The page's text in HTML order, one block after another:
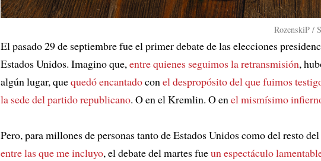
RozenskiP /
El pasado 29 de septiembre fue el primer debate de las elecciones
Estados Unidos. Imagino que, entre quienes seguimos la retransmisión,
algún lugar, quequedó encantadocon el despropósito del que fuimos
la sede del partido republicano. O en el Kremlin. O en el mismísimo
Pero, para millones de personas tanto de Estados Unidos como del resto
entre las que me incluyo, el debate del martes fueun espectáculo